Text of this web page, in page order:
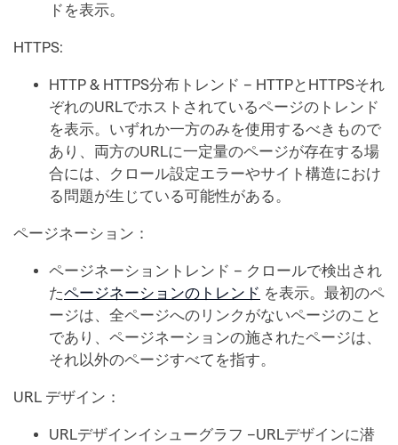
ドを表示。
HTTPS:
HTTP & HTTPS分布トレンド – HTTPとHTTPSそれ
ぞれのURLでホストされているページのトレンド
を表示。いずれか一方のみを使用するべきもので
あり、両方のURLに一定量のページが存在する場
合には、クロール設定エラーやサイト構造におけ
る問題が生じている可能性がある。
ページネーション：
ページネーショントレンド – クロールで検出され
たページネーションのトレンド を表示。最初のペ
ージは、全ページへのリンクがないページのこと
であり、ページネーションの施されたページは、
それ以外のページすべてを指す。
URL デザイン：
URLデザインイシューグラフ –URLデザインに潜